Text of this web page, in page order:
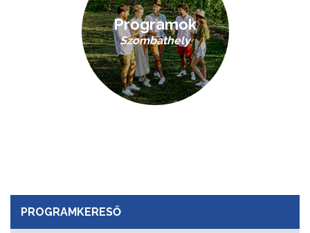
Programok
Szombathely
PROGRAMKERESŐ